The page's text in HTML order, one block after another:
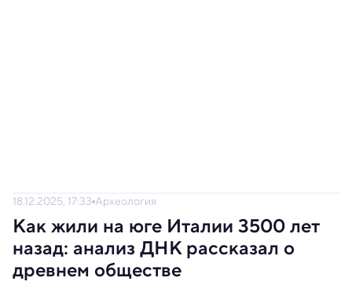
18.12.2025, 17:33 Археология
Как жили на юге Италии 3500 лет
назад: анализ ДНК рассказал о
древнем обществе